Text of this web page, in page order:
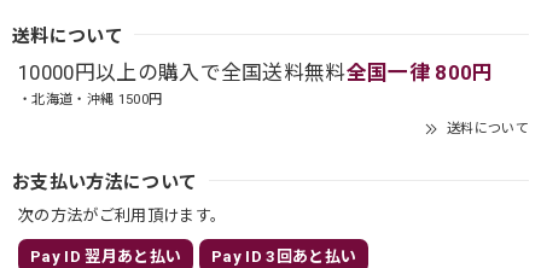
送料について
10000円以上の購入で全国送料無料全国一律 800円
・北海道・沖縄 1500円
送料について
お支払い方法について
次の方法がご利用頂けます。
Pay ID 翌月あと払い Pay ID 3回あと払い